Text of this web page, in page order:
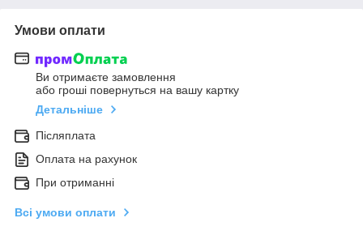
Умови оплати
Ви отримаєте замовлення
або гроші повернуться на вашу картку
Детальніше
Післяплата
Оплата на рахунок
При отриманні
Всі умови оплати